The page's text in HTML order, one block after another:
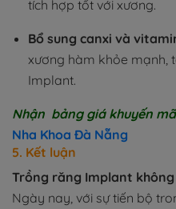
tích hợp tốt với xương.
Bổ sung canxi và
xương hàm khỏe mạnh,
Implant.
Nhận bảng giá khuyến
Nha Khoa Đà Nẵng
5. Kết luận
Trồng răng Implant
Ngày nay, với sự tiến bộ